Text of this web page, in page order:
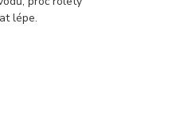
lépe.